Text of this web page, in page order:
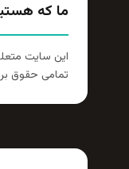
ما که
این سایت
تمامی حقوق